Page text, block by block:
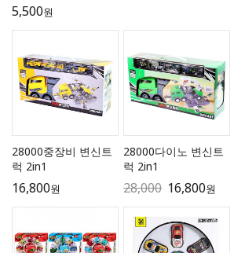
5,500원
28000중장비 변신트
럭 2in1
16,800원
28000다이노 변신트
럭 2in1
28,000 16,800원